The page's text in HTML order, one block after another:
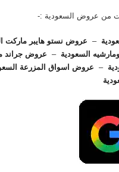
من عروض السعودية :-
– عروض نستو هايبر ماركت
السعودية – عروض جراند
– عروض اسواق المزرعة